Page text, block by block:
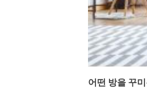
어떤 방을 꾸